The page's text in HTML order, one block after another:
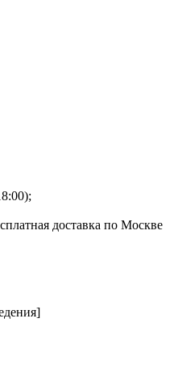
доставка по Москве